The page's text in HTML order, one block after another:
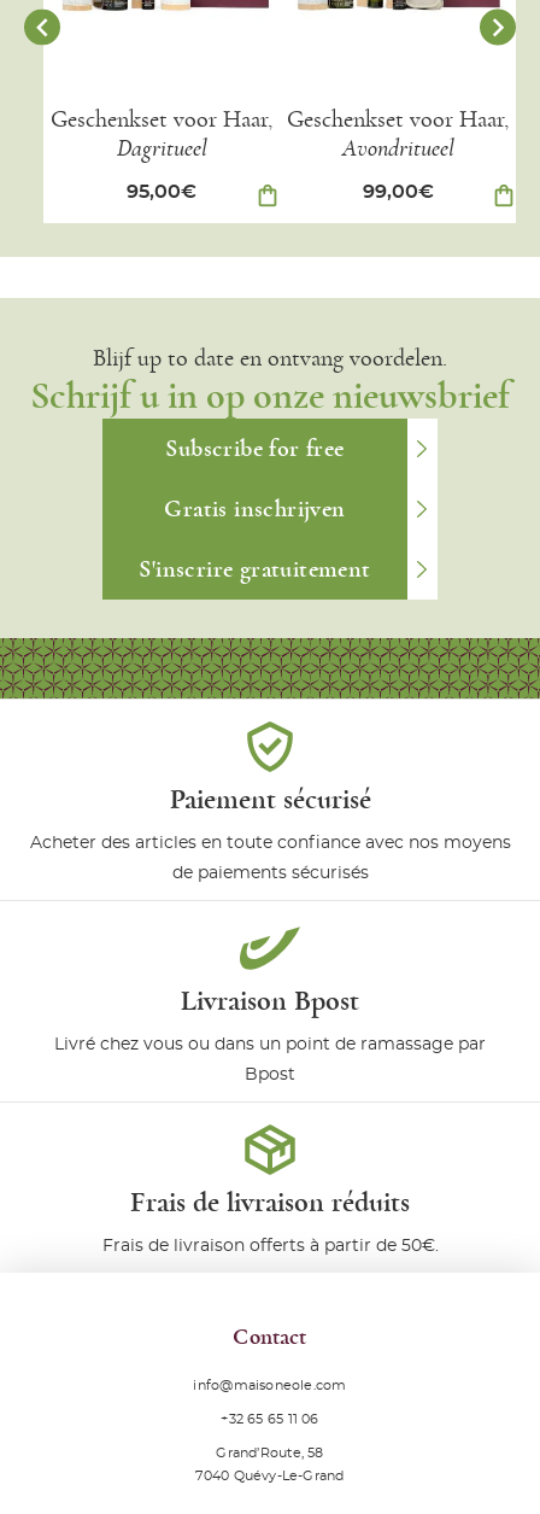
Geschenkset voor Haar,
Dagritueel
95,00€ shopping_bag
Geschenkset voor Haar,
Avondritueel
99,00€ shopping_bag
Blijf up to date en ontvang voordelen.
Schrijf u in op onze nieuwsbrief
Subscribe for free
Gratis inschrijven
S'inscrire gratuitement
Paiement sécurisé
Acheter des articles en toute confiance avec nos moyens
de paiements sécurisés
Livraison Bpost
Livré chez vous ou dans un point de ramassage par
Bpost
Frais de livraison réduits
Frais de livraison offerts à partir de 50€.
Contact
info@maisoneole.com
+32 65 65 11 06
Grand’Route, 58
7040 Quévy-Le-Grand